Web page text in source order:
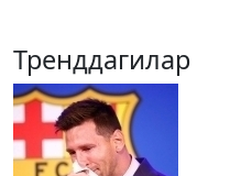
Тренддагилар